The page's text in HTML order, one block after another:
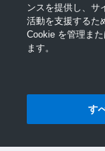
ンスを提供し、サ
活動を支援するた
Cookie を管理ま
ます。
す